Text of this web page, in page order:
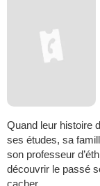
Quand leur histoire
ses études, sa
son professeur
découvrir le passé
cacher...